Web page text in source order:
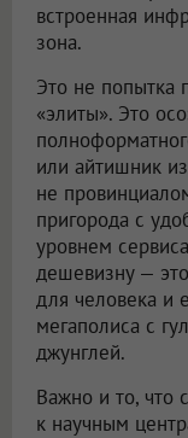
встроенная
зона.
Это не попытка
«элиты». Это
или айтишник
не
пригорода с
уровнем
дешевизну —
для человека и
мегаполиса с
джунглей.
Важно и то, что
к научным